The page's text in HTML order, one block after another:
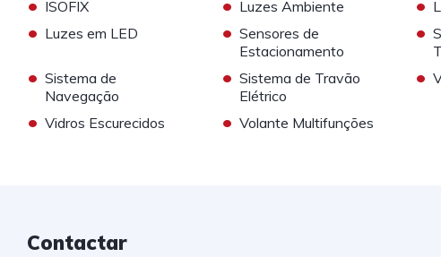
ISOFIX Luzes Ambiente
• Luzes em LED • Sensores de
Estacionamento
•
• Sistema de
Navegação
• Sistema de Travão
Elétrico
•
• Vidros Escurecidos • Volante Multifunções
Contactar